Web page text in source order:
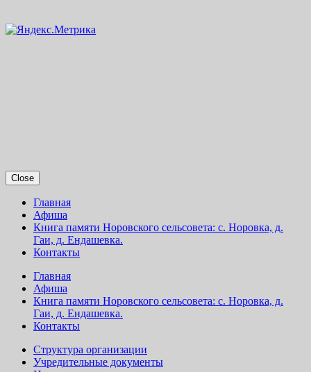
Close
Главная
Афиша
Книга памяти Норовского сельсовета: с. Норовка, д.
Гаи, д. Ендашевка.
Контакты
Главная
Афиша
Книга памяти Норовского сельсовета: с. Норовка, д.
Гаи, д. Ендашевка.
Контакты
Структура организации
Учредительные документы